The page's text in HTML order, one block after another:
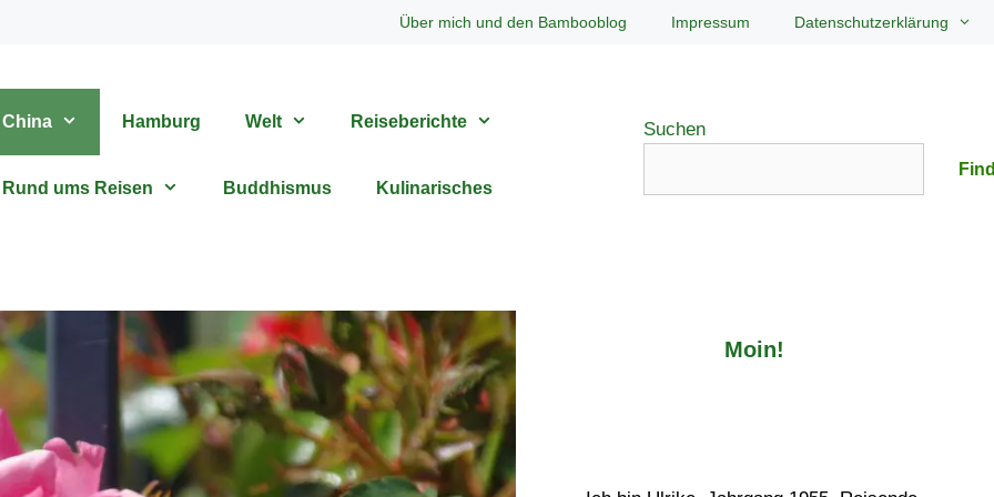
Über mich und den Bambooblog Impressum Datenschutzerklärung
China Hamburg Welt Reiseberichte
Rund ums Reisen Buddhismus Kulinarisches
Suchen
Moin!